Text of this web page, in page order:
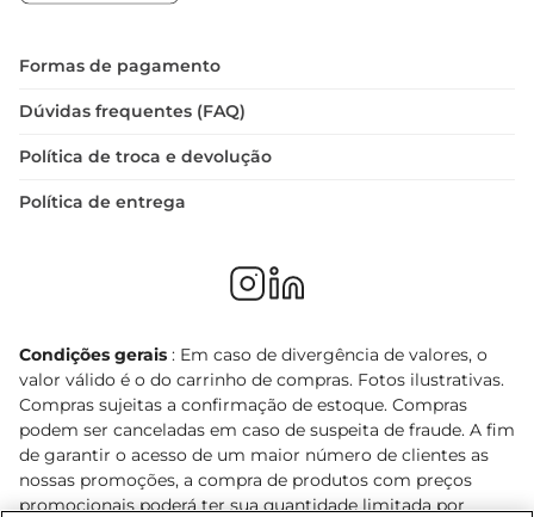
Formas de pagamento
Dúvidas frequentes (FAQ)
Política de troca e devolução
Política de entrega
Condições gerais : Em caso de divergência de valores, o
valor válido é o do carrinho de compras. Fotos ilustrativas.
Compras sujeitas a confirmação de estoque. Compras
podem ser canceladas em caso de suspeita de fraude. A fim
de garantir o acesso de um maior número de clientes as
nossas promoções, a compra de produtos com preços
promocionais poderá ter sua quantidade limitada por